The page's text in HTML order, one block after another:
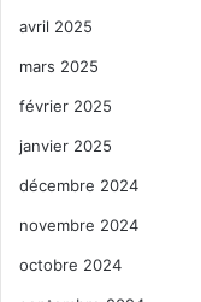
avril 2025
mars 2025
février 2025
janvier 2025
décembre 2024
novembre 2024
octobre 2024